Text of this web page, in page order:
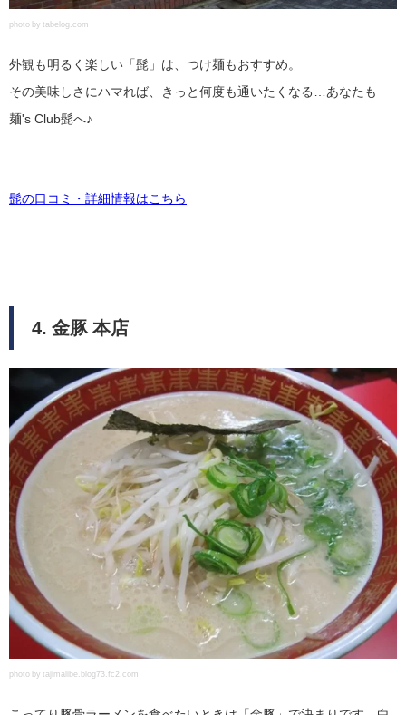
photo by tabelog.com
外観も明るく楽しい「髭」は、つけ麺もおすすめ。
その美味しさにハマれば、きっと何度も通いたくなる…あなたも
麺's Club髭へ♪
髭の口コミ・詳細情報はこちら
4. 金豚 本店
photo by tajimalibe.blog73.fc2.com